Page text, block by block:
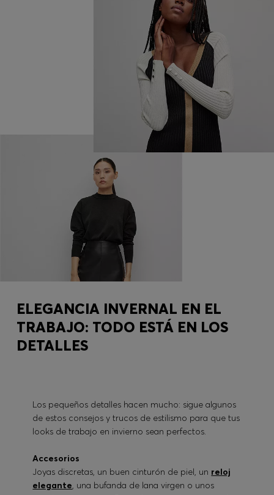
ELEGANCIA INVERNAL EN EL
TRABAJO: TODO ESTÁ EN LOS
DETALLES
Los pequeños detalles hacen mucho: sigue algunos
de estos consejos y trucos de estilismo para que tus
looks de trabajo en invierno sean perfectos.
Accesorios
Joyas discretas, un buen cinturón de piel, un reloj
elegante, una bufanda de lana virgen o unos